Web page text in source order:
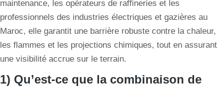
maintenance, les opérateurs de raffineries et les
professionnels des industries électriques et gazières au
Maroc, elle garantit une barrière robuste contre la chaleur,
les flammes et les projections chimiques, tout en assurant
une visibilité accrue sur le terrain.
1) Qu’est-ce que la combinaison de